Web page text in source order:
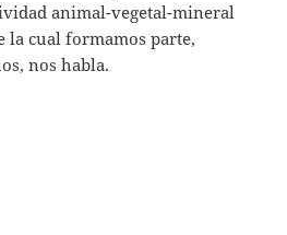
animal-vegetal-mineral
la cual formamos parte,
nos habla.